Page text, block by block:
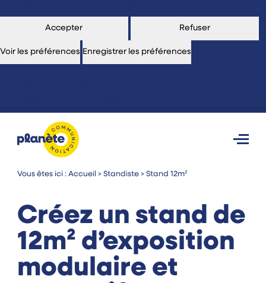
Accepter Refuser
Voir les préférences Enregistrer les préférences
Vous êtes ici :Accueil >Standiste >Stand 12m²
Créez un stand de
12m² d’exposition
modulaire et